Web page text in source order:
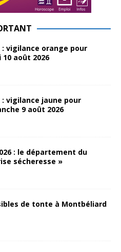
vigilance orange pour
août 2026
vigilance jaune pour
9 août 2026
: le département du
sécheresse »
de tonte à Montbéliard